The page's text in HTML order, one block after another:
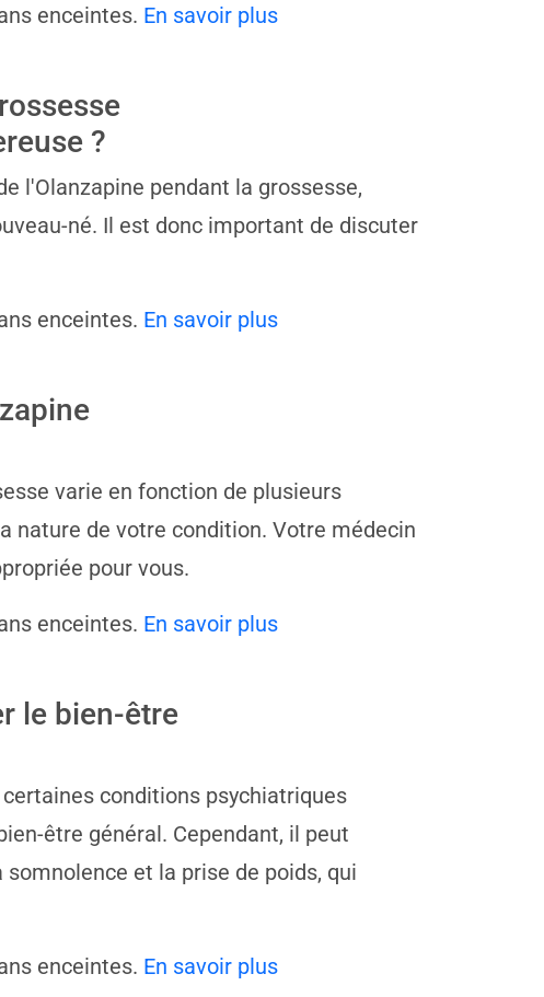
enceintes. En savoir plus
?
l'Olanzapine pendant la grossesse,
né. Il est donc important de discuter
enceintes. En savoir plus
varie en fonction de plusieurs
nature de votre condition. Votre médecin
pour vous.
enceintes. En savoir plus
le bien-être
conditions psychiatriques
être général. Cependant, il peut
et la prise de poids, qui
enceintes. En savoir plus